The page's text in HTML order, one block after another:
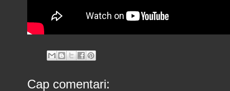
Cap comentari: